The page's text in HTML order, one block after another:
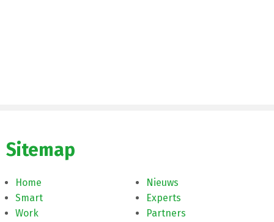
Sitemap
Home
Smart
Work
Nieuws
Experts
Partners